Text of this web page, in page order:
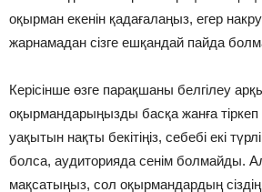
оқырман екенін қадағалаңыз, егер
жарнамадан сізге ешқандай пайда
Керісінше өзге парақшаны белгілеу
оқырмандарыңызды басқа жанға
уақытын нақты бекітіңіз, себебі екі
болса, аудиторияда сенім болмайды.
мақсатыңыз, сол оқырмандардың сіздің